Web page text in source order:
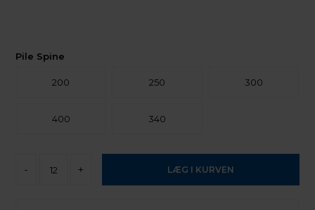
Pile Spine
200 250 300
400 340
- +